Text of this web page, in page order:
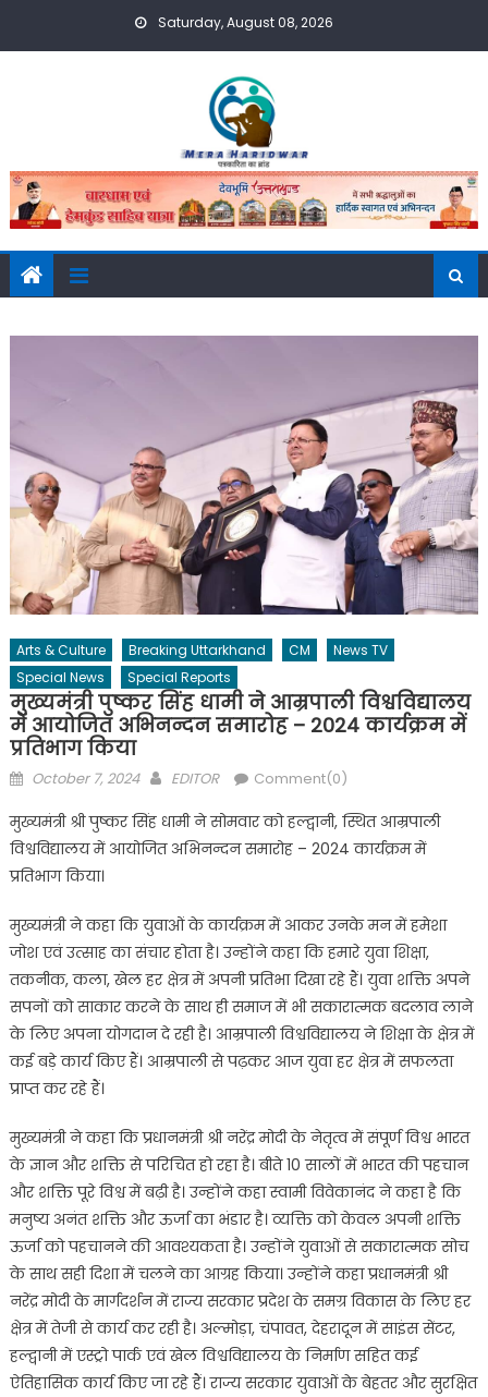
Saturday, August 08, 2026
Arts & Culture Breaking Uttarkhand CM
News TV
Special News
Special Reports
मुख्यमंत्री पुष्कर सिंह धामी ने आम्रपाली विश्वविद्यालय
में आयोजित अभिनन्दन समारोह – 2024 कार्यक्रम में
प्रतिभाग किया
Posted
October 7, 2024 Author
EDITOR Comment(0)
मुख्यमंत्री श्री पुष्कर सिंह धामी ने सोमवार को हल्द्वानी, स्थित आम्रपाली
विश्वविद्यालय में आयोजित अभिनन्दन समारोह – 2024 कार्यक्रम में
प्रतिभाग किया।
मुख्यमंत्री ने कहा कि युवाओं के कार्यक्रम में आकर उनके मन में हमेशा
जोश एवं उत्साह का संचार होता है। उन्होंने कहा कि हमारे युवा शिक्षा,
तकनीक, कला, खेल हर क्षेत्र में अपनी प्रतिभा दिखा रहे हैं। युवा शक्ति अपने
सपनों को साकार करने के साथ ही समाज में भी सकारात्मक बदलाव लाने
के लिए अपना योगदान दे रही है। आम्रपाली विश्वविद्यालय ने शिक्षा के क्षेत्र में
कई बड़े कार्य किए हैं। आम्रपाली से पढ़कर आज युवा हर क्षेत्र में सफलता
प्राप्त कर रहे हैं।
मुख्यमंत्री ने कहा कि प्रधानमंत्री श्री नरेंद्र मोदी के नेतृत्व में संपूर्ण विश्व भारत
के ज्ञान और शक्ति से परिचित हो रहा है। बीते 10 सालों में भारत की पहचान
और शक्ति पूरे विश्व में बढ़ी है। उन्होंने कहा स्वामी विवेकानंद ने कहा है कि
मनुष्य अनंत शक्ति और ऊर्जा का भंडार है। व्यक्ति को केवल अपनी शक्ति
ऊर्जा को पहचानने की आवश्यकता है। उन्होंने युवाओं से सकारात्मक सोच
के साथ सही दिशा में चलने का आग्रह किया। उन्होंने कहा प्रधानमंत्री श्री
नरेंद्र मोदी के मार्गदर्शन में राज्य सरकार प्रदेश के समग्र विकास के लिए हर
क्षेत्र में तेजी से कार्य कर रही है। अल्मोड़ा, चंपावत, देहरादून में साइंस सेंटर,
हल्द्वानी में एस्ट्रो पार्क एवं खेल विश्वविद्यालय के निर्माण सहित कई
ऐतिहासिक कार्य किए जा रहे हैं। राज्य सरकार युवाओं के बेहतर और सुरक्षित